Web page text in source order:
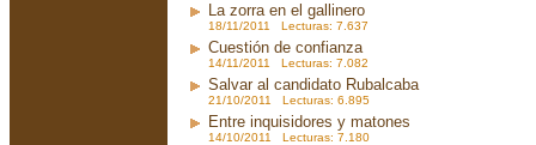
La zorra en el gallinero
18/11/2011 Lecturas: 7.637
Cuestión de confianza
14/11/2011 Lecturas: 7.082
Salvar al candidato Rubalcaba
21/10/2011 Lecturas: 6.895
Entre inquisidores y matones
14/10/2011 Lecturas: 7.180